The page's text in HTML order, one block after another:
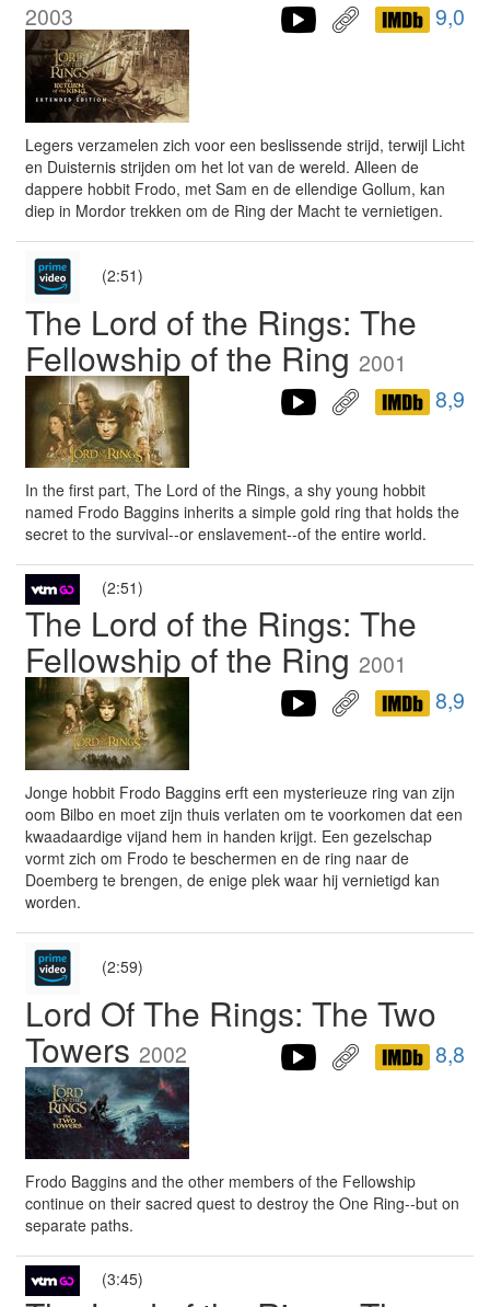
2003 9,0
Legers verzamelen zich voor een beslissende strijd, terwijl Licht
en Duisternis strijden om het lot van de wereld. Alleen de
dappere hobbit Frodo, met Sam en de ellendige Gollum, kan
diep in Mordor trekken om de Ring der Macht te vernietigen.
(2:51)
The Lord of the Rings: The
Fellowship of the Ring 2001
8,9
In the first part, The Lord of the Rings, a shy young hobbit
named Frodo Baggins inherits a simple gold ring that holds the
secret to the survival--or enslavement--of the entire world.
(2:51)
The Lord of the Rings: The
Fellowship of the Ring 2001
8,9
Jonge hobbit Frodo Baggins erft een mysterieuze ring van zijn
oom Bilbo en moet zijn thuis verlaten om te voorkomen dat een
kwaadaardige vijand hem in handen krijgt. Een gezelschap
vormt zich om Frodo te beschermen en de ring naar de
Doemberg te brengen, de enige plek waar hij vernietigd kan
worden.
(2:59)
Lord Of The Rings: The Two
Towers 2002 8,8
Frodo Baggins and the other members of the Fellowship
continue on their sacred quest to destroy the One Ring--but on
separate paths.
(3:45)